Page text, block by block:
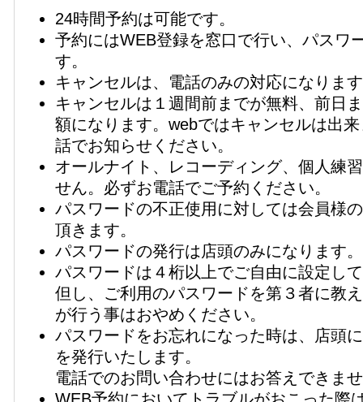
24時間予約は可能です。
予約にはWEB登録を窓口で行い、パスワ
す。
キャンセルは、電話のみの対応になりま
キャンセルは１週間前までが無料、前日
額になります。webではキャンセルは出
話でお知らせください。
オールナイト、レコーディング、個人練
せん。必ずお電話でご予約ください。
パスワードの不正使用に対しては会員様
頂きます。
パスワードの発行は店頭のみになります。
パスワードは４桁以上でご自由に設定し
但し、ご利用のパスワードを第３者に教
が行う事はおやめください。
パスワードをお忘れになった時は、店頭
を発行いたします。
電話でのお問い合わせにはお答えできま